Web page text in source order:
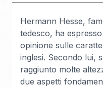
Hermann Hesse,
tedesco, ha
opinione sulle
inglesi. Secondo lui,
raggiunto molte
due aspetti